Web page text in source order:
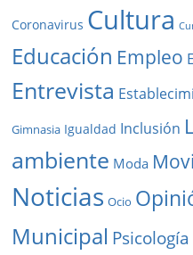
Coronavirus Cultura
Educación Empleo
Entrevista
Gimnasia Igualdad Inclusión
ambiente Moda
Noticias Ocio
Municipal Psicología